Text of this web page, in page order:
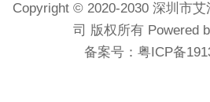
Copyright © 2020-2030 深圳市
司 版权所有 Powered
备案号： 粤ICP备